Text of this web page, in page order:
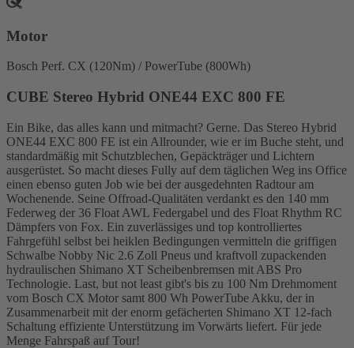
Motor
Bosch Perf. CX (120Nm) / PowerTube (800Wh)
CUBE Stereo Hybrid ONE44 EXC 800 FE
Ein Bike, das alles kann und mitmacht? Gerne. Das Stereo Hybrid
ONE44 EXC 800 FE ist ein Allrounder, wie er im Buche steht, und
standardmäßig mit Schutzblechen, Gepäckträger und Lichtern
ausgerüstet. So macht dieses Fully auf dem täglichen Weg ins Office
einen ebenso guten Job wie bei der ausgedehnten Radtour am
Wochenende. Seine Offroad-Qualitäten verdankt es den 140 mm
Federweg der 36 Float AWL Federgabel und des Float Rhythm RC
Dämpfers von Fox. Ein zuverlässiges und top kontrolliertes
Fahrgefühl selbst bei heiklen Bedingungen vermitteln die griffigen
Schwalbe Nobby Nic 2.6 Zoll Pneus und kraftvoll zupackenden
hydraulischen Shimano XT Scheibenbremsen mit ABS Pro
Technologie. Last, but not least gibt's bis zu 100 Nm Drehmoment
vom Bosch CX Motor samt 800 Wh PowerTube Akku, der in
Zusammenarbeit mit der enorm gefächerten Shimano XT 12-fach
Schaltung effiziente Unterstützung im Vorwärts liefert. Für jede
Menge Fahrspaß auf Tour!